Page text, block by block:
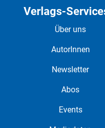
Verlags-
Über uns
AutorInnen
Newsletter
Abos
Events